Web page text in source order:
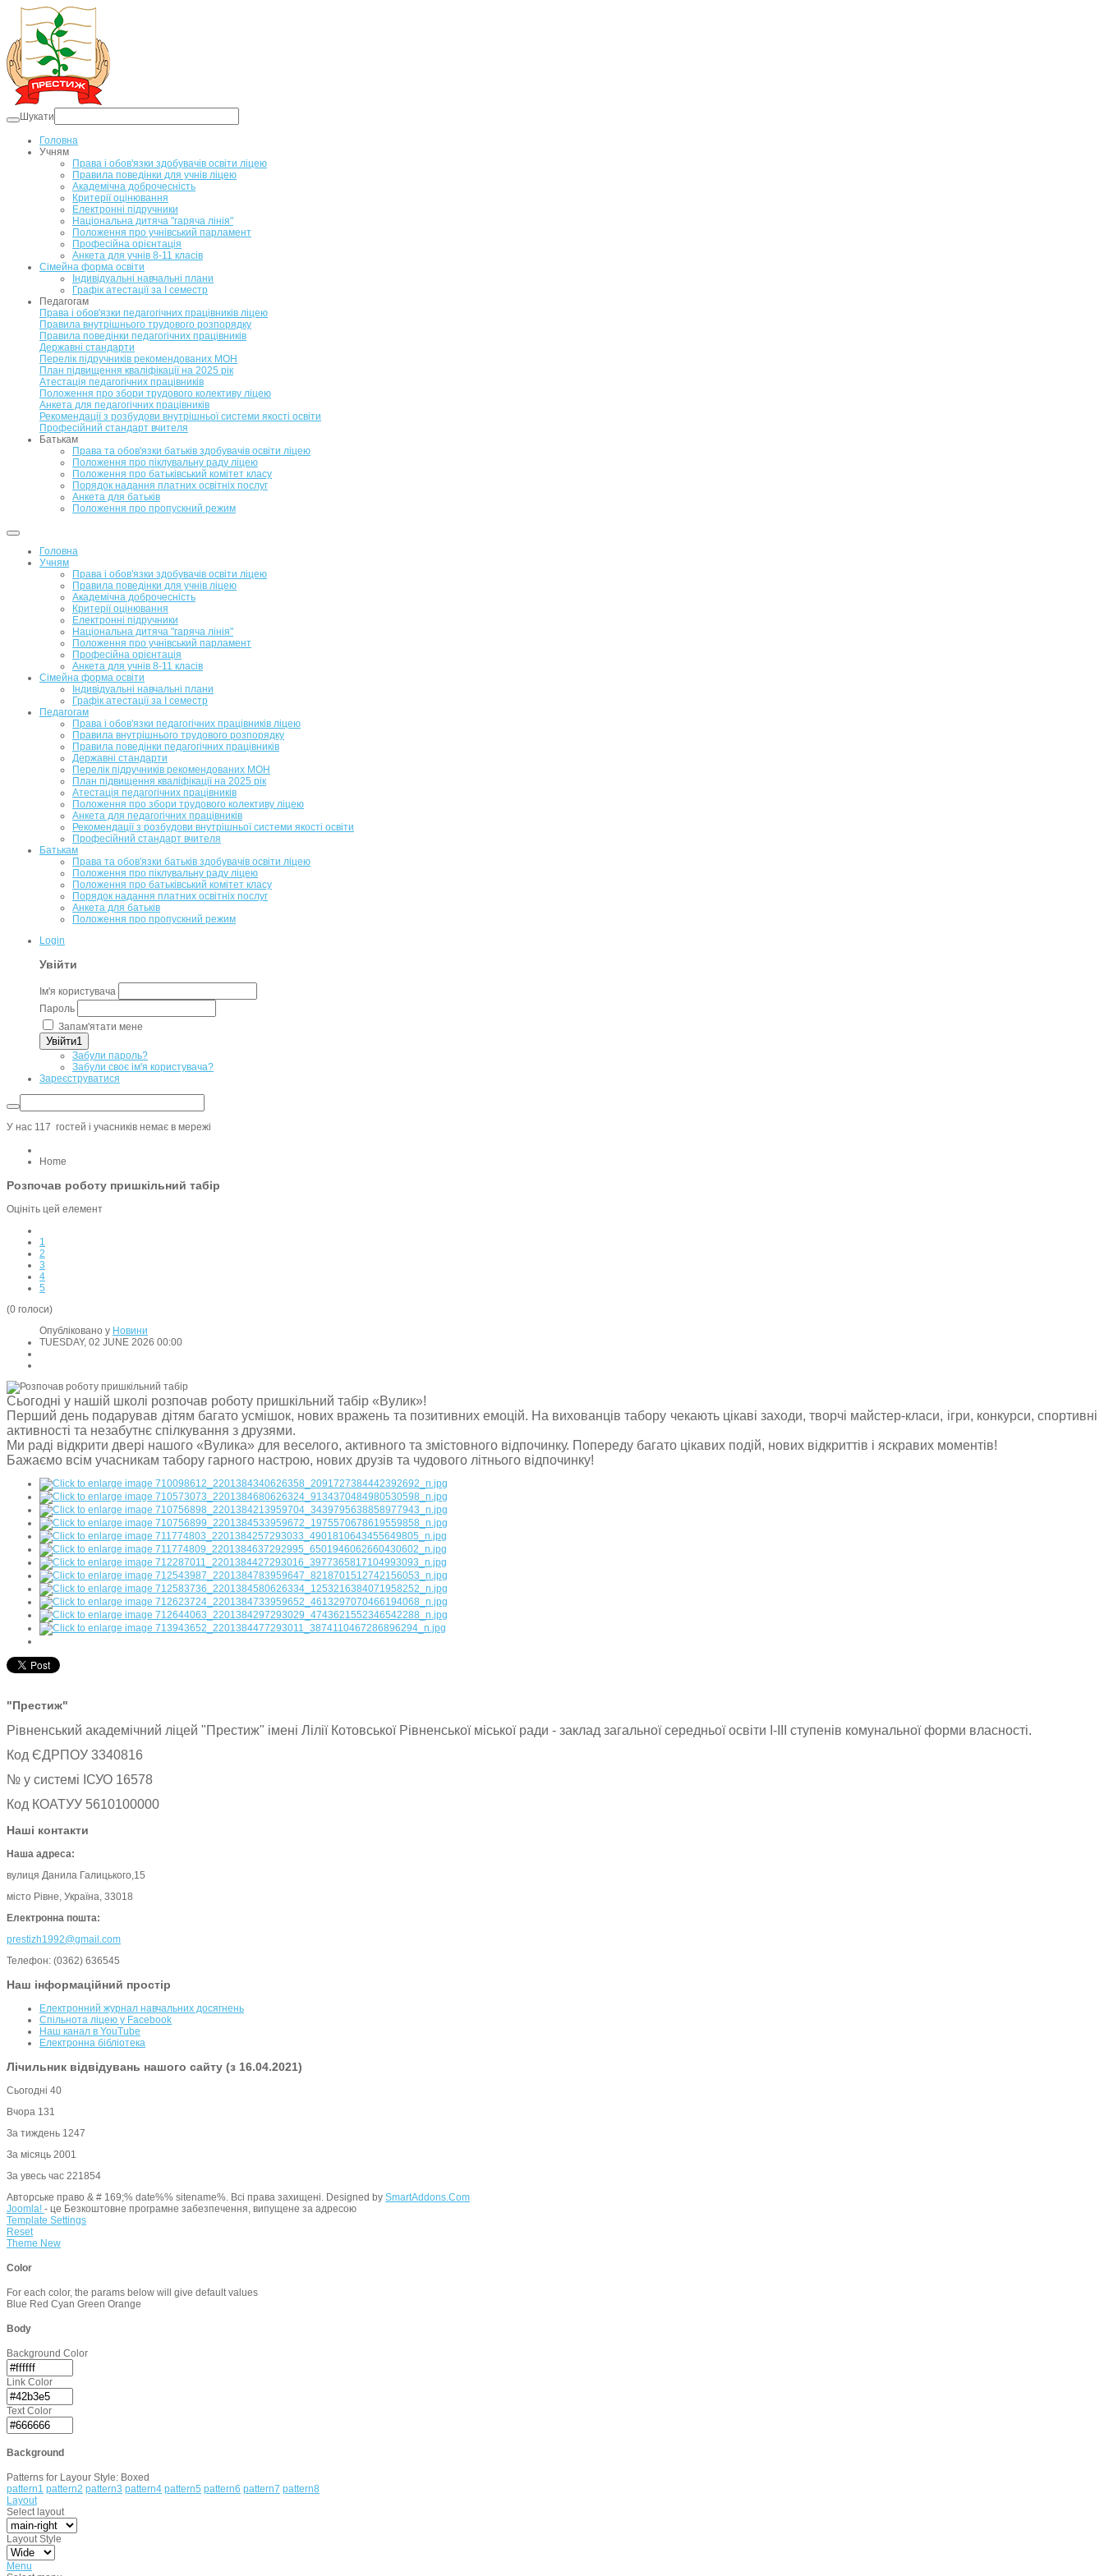
Шукати
Головна
Учням
Права і обов'язки здобувачів освіти ліцею
Правила поведінки для учнів ліцею
Академічна доброчесність
Критерії оцінювання
Електронні підручники
Національна дитяча "гаряча лінія"
Положення про учнівський парламент
Професійна орієнтація
Анкета для учнів 8-11 класів
Сімейна форма освіти
Індивідуальні навчальні плани
Графік атестації за І семестр
Педагогам
Права і обов'язки педагогічних працівників ліцею
Правила внутрішнього трудового розпорядку
Правила поведінки педагогічних працівників
Державні стандарти
Перелік підручників рекомендованих МОН
План підвищення кваліфікації на 2025 рік
Атестація педагогічних працівників
Положення про збори трудового колективу ліцею
Анкета для педагогічних працівників
Рекомендації з розбудови внутрішньої системи якості освіти
Професійний стандарт вчителя
Батькам
Права та обов'язки батьків здобувачів освіти ліцею
Положення про піклувальну раду ліцею
Положення про батьківський комітет класу
Порядок надання платних освітніх послуг
Анкета для батьків
Положення про пропускний режим
Головна
Учням
Права і обов'язки здобувачів освіти ліцею
Правила поведінки для учнів ліцею
Академічна доброчесність
Критерії оцінювання
Електронні підручники
Національна дитяча "гаряча лінія"
Положення про учнівський парламент
Професійна орієнтація
Анкета для учнів 8-11 класів
Сімейна форма освіти
Індивідуальні навчальні плани
Графік атестації за І семестр
Педагогам
Права і обов'язки педагогічних працівників ліцею
Правила внутрішнього трудового розпорядку
Правила поведінки педагогічних працівників
Державні стандарти
Перелік підручників рекомендованих МОН
План підвищення кваліфікації на 2025 рік
Атестація педагогічних працівників
Положення про збори трудового колективу ліцею
Анкета для педагогічних працівників
Рекомендації з розбудови внутрішньої системи якості освіти
Професійний стандарт вчителя
Батькам
Права та обов'язки батьків здобувачів освіти ліцею
Положення про піклувальну раду ліцею
Положення про батьківський комітет класу
Порядок надання платних освітніх послуг
Анкета для батьків
Положення про пропускний режим
Login
Увійти
Ім'я користувача
Пароль
Запам'ятати мене
Увійти1
Забули пароль?
Забули своє ім'я користувача?
Зареєструватися
У нас 117 гостей i учасників немає в мережі
Home
Розпочав роботу пришкільний табір
Оцініть цей елемент
1
2
3
4
5
(0 голоси)
Опубліковано у Новини
TUESDAY, 02 JUNE 2026 00:00
Сьогодні у нашій школі розпочав роботу пришкільний табір «Вулик»!
Перший день подарував дітям багато усмішок, нових вражень та позитивних емоцій. На вихованців табору чекають цікаві заходи, творчі майстер-класи, ігри, конкурси, спортивні
активності та незабутнє спілкування з друзями.
Ми раді відкрити двері нашого «Вулика» для веселого, активного та змістовного відпочинку. Попереду багато цікавих подій, нових відкриттів і яскравих моментів!
Бажаємо всім учасникам табору гарного настрою, нових друзів та чудового літнього відпочинку!
"Престиж"
Рівненський академічний ліцей "Престиж" імені Лілії Котовської Рівненської міської ради - заклад загальної середньої освіти І-ІІІ ступенів комунальної форми власності.
Код ЄДРПОУ 3340816
№ у системі ІСУО 16578
Код КОАТУУ 5610100000
Наші контакти
Наша адреса:
вулиця Данила Галицького,15
місто Рівне, Україна, 33018
Електронна пошта:
prestizh1992@gmail.com
Телефон: (0362) 636545
Наш інформаційний простір
Електронний журнал навчальних досягнень
Спільнота ліцею у Facebook
Наш канал в YouTube
Електронна бібліотека
Лічильник відвідувань нашого сайту (з 16.04.2021)
Сьогодні 40
Вчора 131
За тиждень 1247
За місяць 2001
За увесь час 221854
Авторське право & # 169;% date%% sitename%. Всі права захищені. Designed by SmartAddons.Com
Joomla! - це Безкоштовне програмне забезпечення, випущене за адресою
Template Settings
Reset
Theme New
Color
For each color, the params below will give default values
Blue Red Cyan Green Orange
Body
Background Color
Link Color
Text Color
Background
Patterns for Layour Style: Boxed
pattern1 pattern2 pattern3 pattern4 pattern5 pattern6 pattern7 pattern8
Layout
Select layout
Layout Style
Menu